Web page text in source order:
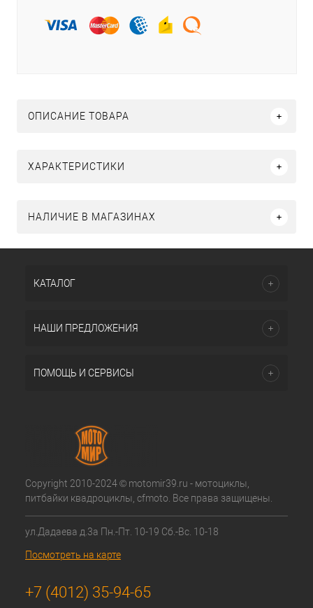
ОПИСАНИЕ ТОВАРА
ХАРАКТЕРИСТИКИ
НАЛИЧИЕ В МАГАЗИНАХ
КАТАЛОГ
НАШИ ПРЕДЛОЖЕНИЯ
ПОМОЩЬ И СЕРВИСЫ
Copyright 2010-2024 © motomir39.ru - мотоциклы,
питбайки квадроциклы, cfmoto. Все права защищены.
ул.Дадаева д.3а Пн.-Пт. 10-19 Сб.-Вс. 10-18
Посмотреть на карте
+7 (4012) 35-94-65